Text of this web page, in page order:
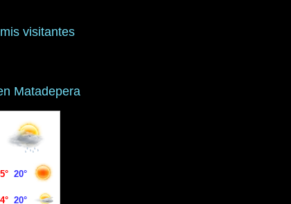
visitantes
Matadepera